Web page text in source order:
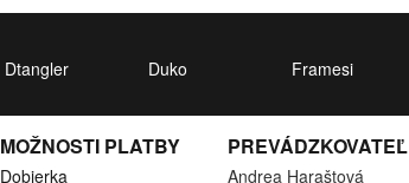
Dtangler Duko Framesi
MOŽNOSTI PLATBY
Dobierka
PREVÁDZKOVATEĽ
Andrea Haraštová